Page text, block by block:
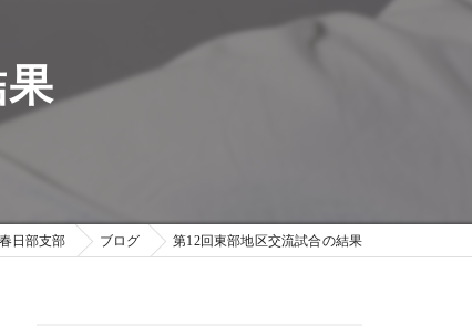
日部支部 ブログ 第12回東部地区交流試合の結果